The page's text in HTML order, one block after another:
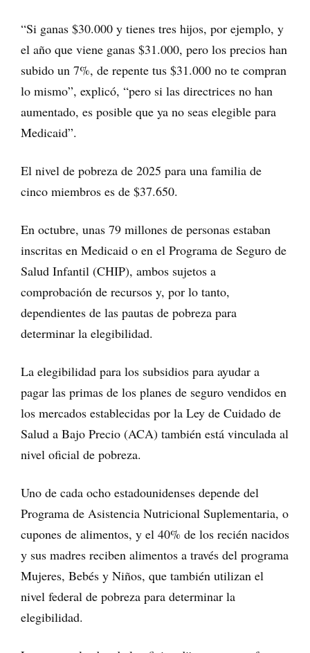
“Si ganas $30.000 y tienes tres hijos, por ejemplo, y
el año que viene ganas $31.000, pero los precios han
subido un 7%, de repente tus $31.000 no te compran
lo mismo”, explicó, “pero si las directrices no han
aumentado, es posible que ya no seas elegible para
Medicaid”.
El nivel de pobreza de 2025 para una familia de
cinco miembros es de $37.650.
En octubre, unas 79 millones de personas estaban
inscritas en Medicaid o en el Programa de Seguro de
Salud Infantil (CHIP), ambos sujetos a
comprobación de recursos y, por lo tanto,
dependientes de las pautas de pobreza para
determinar la elegibilidad.
La elegibilidad para los subsidios para ayudar a
pagar las primas de los planes de seguro vendidos en
los mercados establecidas por la Ley de Cuidado de
Salud a Bajo Precio (ACA) también está vinculada al
nivel oficial de pobreza.
Uno de cada ocho estadounidenses depende del
Programa de Asistencia Nutricional Suplementaria, o
cupones de alimentos, y el 40% de los recién nacidos
y sus madres reciben alimentos a través del programa
Mujeres, Bebés y Niños, que también utilizan el
nivel federal de pobreza para determinar la
elegibilidad.